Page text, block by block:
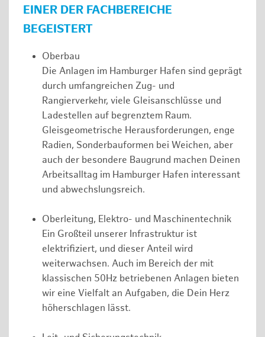
EINER DER FACHBEREICHE
BEGEISTERT
Oberbau
Die Anlagen im Hamburger Hafen sind geprägt
durch umfangreichen Zug- und
Rangierverkehr, viele Gleisanschlüsse und
Ladestellen auf begrenztem Raum.
Gleisgeometrische Herausforderungen, enge
Radien, Sonderbauformen bei Weichen, aber
auch der besondere Baugrund machen Deinen
Arbeitsalltag im Hamburger Hafen interessant
und abwechslungsreich.
Oberleitung, Elektro- und Maschinentechnik
Ein Großteil unserer Infrastruktur ist
elektrifiziert, und dieser Anteil wird
weiterwachsen. Auch im Bereich der mit
klassischen 50Hz betriebenen Anlagen bieten
wir eine Vielfalt an Aufgaben, die Dein Herz
höherschlagen lässt.